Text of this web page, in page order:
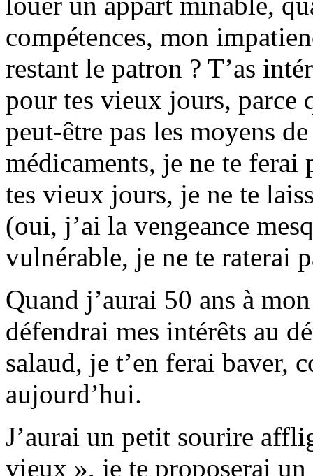
compétences, mon
restant le patron ? T’as
pour tes vieux jours, parce
peut-être pas les moyens
médicaments, je ne te ferai
tes vieux jours, je ne te
(oui, j’ai la vengeance
vulnérable, je ne te raterai
Quand j’aurai 50 ans à
défendrai mes intérêts au
salaud, je t’en ferai baver,
aujourd’hui.
J’aurai un petit sourire
vieux », je te proposerai